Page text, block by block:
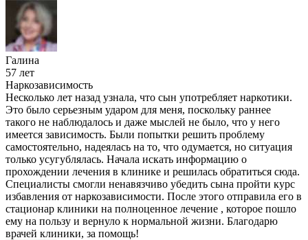
Галина
57 лет
Наркозависимость
Несколько лет назад узнала, что сын употребляет наркотики.
Это было серьезным ударом для меня, поскольку раннее
такого не наблюдалось и даже мыслей не было, что у него
имеется зависимость. Были попытки решить проблему
самостоятельно, надеялась на то, что одумается, но ситуация
только усугублялась. Начала искать информацию о
прохождении лечения в клинике и решилась обратиться сюда.
Специалисты смогли ненавязчиво убедить сына пройти курс
избавления от наркозависимости. После этого отправила его в
стационар клиники на полноценное лечение , которое пошло
ему на пользу и вернуло к нормальной жизни. Благодарю
врачей клиники, за помощь!